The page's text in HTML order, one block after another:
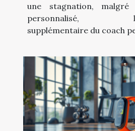
une stagnation, malgré
personnalisé,
supplémentaire du coach